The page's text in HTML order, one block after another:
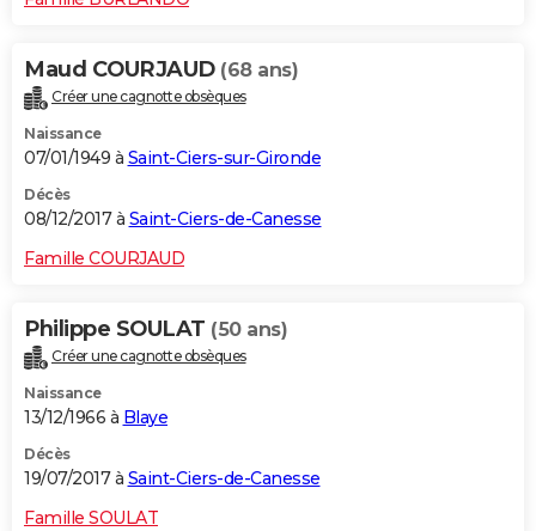
Maud COURJAUD (68 ans)
Créer une cagnotte obsèques
Naissance
07/01/1949 à Saint-Ciers-sur-Gironde
Décès
08/12/2017 à Saint-Ciers-de-Canesse
Famille COURJAUD
Philippe SOULAT (50 ans)
Créer une cagnotte obsèques
Naissance
13/12/1966 à Blaye
Décès
19/07/2017 à Saint-Ciers-de-Canesse
Famille SOULAT